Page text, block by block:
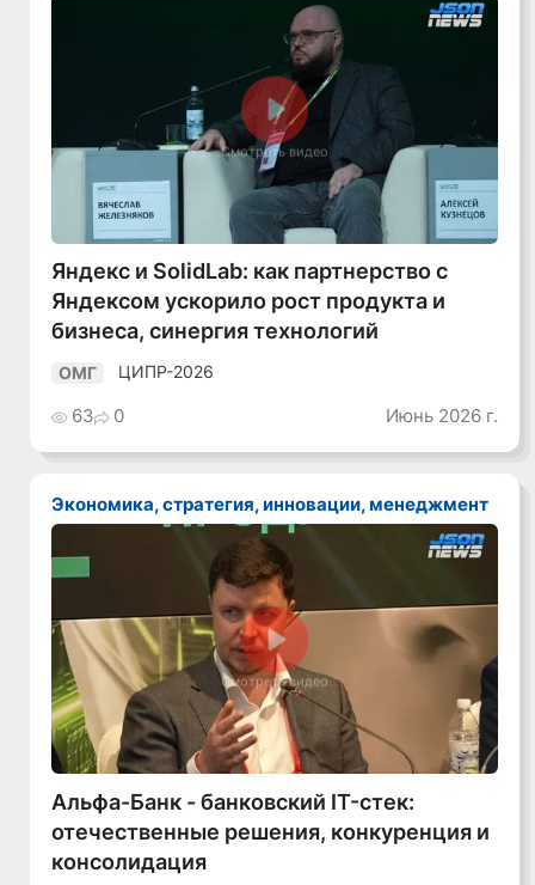
Смотреть видео
Яндекс и SolidLab: как партнерство с
Яндексом ускорило рост продукта и
бизнеса, синергия технологий
ОМГ ЦИПР-2026
63 0 Июнь 2026 г.
Экономика, стратегия, инновации, менеджмент
Смотреть видео
Альфа-Банк - банковский IT-стек:
отечественные решения, конкуренция и
консолидация